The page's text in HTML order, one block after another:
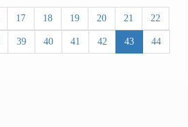
17 18 19 20 21 22
39 40 41 42 43 44